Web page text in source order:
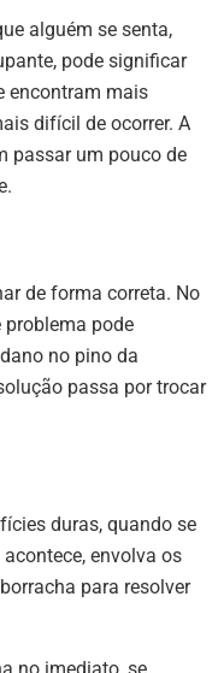
alguém se senta,
pode significar
encontram mais
difícil de ocorrer. A
passar um pouco de
de forma correta. No
problema pode
no pino da
passa por trocar
duras, quando se
envolva os
para resolver